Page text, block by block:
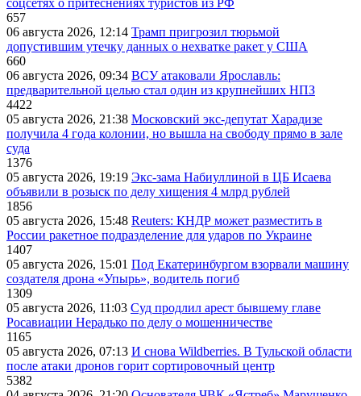
соцсетях о притеснениях туристов из РФ
657
06 августа 2026, 12:14 Трамп пригрозил тюрьмой
допустившим утечку данных о нехватке ракет у США
660
06 августа 2026, 09:34 ВСУ атаковали Ярославль:
предварительной целью стал один из крупнейших НПЗ
4422
05 августа 2026, 21:38 Московский экс-депутат Харадизе
получила 4 года колонии, но вышла на свободу прямо в зале
суда
1376
05 августа 2026, 19:19 Экс-зама Набиуллиной в ЦБ Исаева
объявили в розыск по делу хищения 4 млрд рублей
1856
05 августа 2026, 15:48 Reuters: КНДР может разместить в
России ракетное подразделение для ударов по Украине
1407
05 августа 2026, 15:01 Под Екатеринбургом взорвали машину
создателя дрона «Упырь», водитель погиб
1309
05 августа 2026, 11:03 Суд продлил арест бывшему главе
Росавиации Нерадько по делу о мошенничестве
1165
05 августа 2026, 07:13 И снова Wildberries. В Тульской области
после атаки дронов горит сортировочный центр
5382